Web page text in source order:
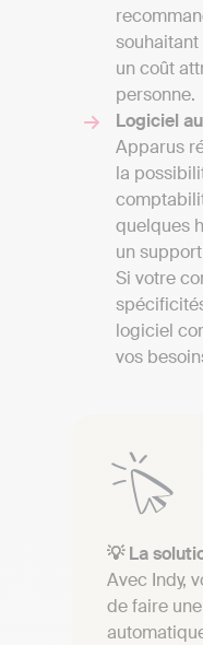
un coût
personne.
Logiciel
Apparus
la
quelques
un
Si votre
logiciel
vos
💡 La
Avec Indy,
de faire